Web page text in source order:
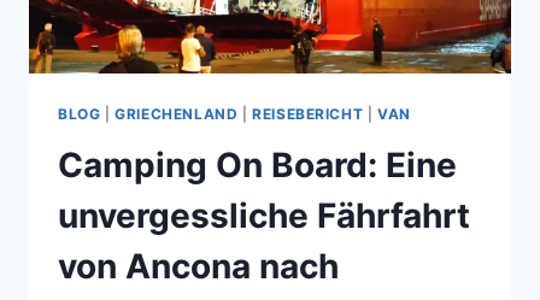
BLOG |GRIECHENLAND |REISEBERICHT |VAN
Camping On Board: Eine
unvergessliche Fährfahrt
von Ancona nach